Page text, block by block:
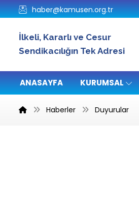
haber@kamusen.org.tr
İlkeli, Kararlı ve Cesur
Sendikacılığın Tek Adresi
ANASAYFA KURUMSAL
Haberler Duyurular